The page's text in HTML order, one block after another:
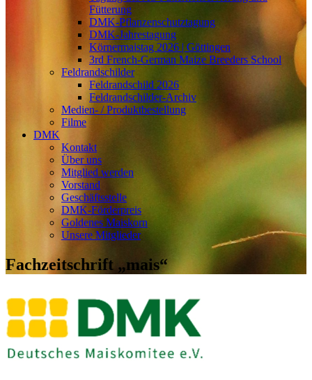
Fütterung
DMK-Pflanzenschutztagung
DMK-Jahrestagung
Körnermaistag 2026 | Göttingen
3rd French-German Maize Breeders School
Feldrandschilder
Feldrandschild 2026
Feldrandschilder-Archiv
Medien- / Produktbestellung
Filme
DMK
Kontakt
Über uns
Mitglied werden
Vorstand
Geschäftsstelle
DMK-Förderpreis
Goldenes Maiskorn
Unsere Mitglieder
Fachzeitschrift „mais“